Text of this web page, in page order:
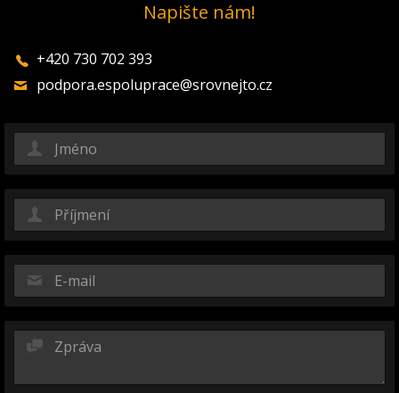
Napište nám!
+420 730 702 393
podpora.espoluprace@srovnejto.cz